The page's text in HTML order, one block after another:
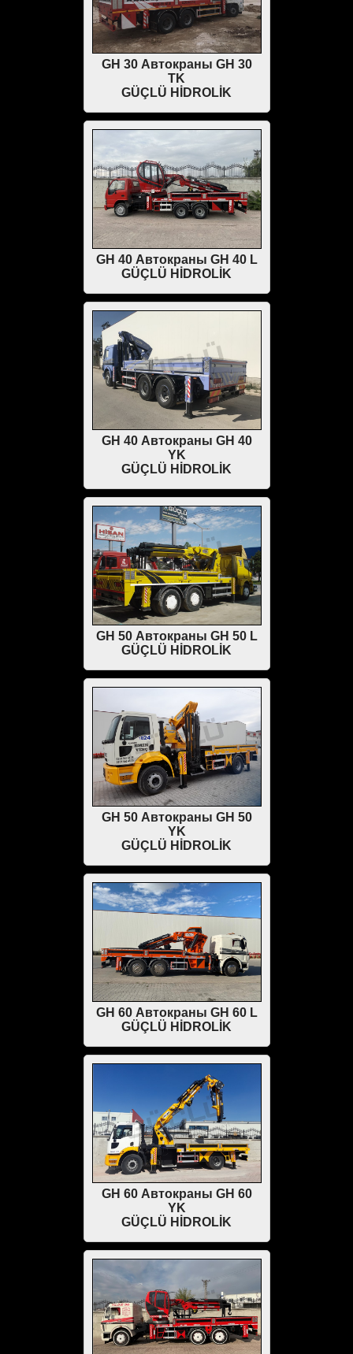
GH 30 Автокраны GH 30
TK
GÜÇLÜ HİDROLİK
GH 40 Автокраны GH 40 L
GÜÇLÜ HİDROLİK
GH 40 Автокраны GH 40
YK
GÜÇLÜ HİDROLİK
GH 50 Автокраны GH 50 L
GÜÇLÜ HİDROLİK
GH 50 Автокраны GH 50
YK
GÜÇLÜ HİDROLİK
GH 60 Автокраны GH 60 L
GÜÇLÜ HİDROLİK
GH 60 Автокраны GH 60
YK
GÜÇLÜ HİDROLİK